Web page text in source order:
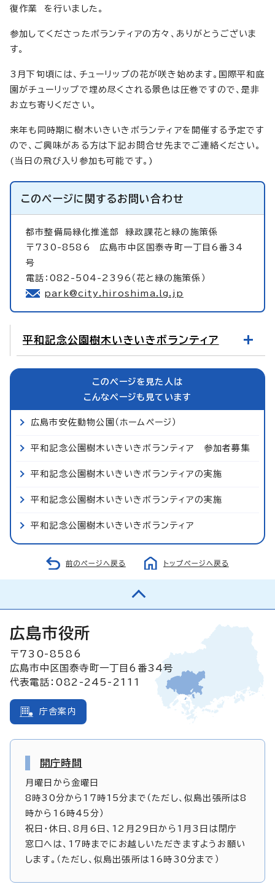
復作業 を行いました。
参加してくださったボランティアの方々、ありがとうございま
す。
3月下旬頃には、チューリップの花が咲き始めます。国際平和庭
園がチューリップで埋め尽くされる景色は圧巻ですので、是非
お立ち寄りください。
来年も同時期に樹木いきいきボランティアを開催する予定です
ので、ご興味がある方は下記お問合せ先までご連絡ください。
(当日の飛び入り参加も可能です。)
このページに関するお問い合わせ
都市整備局緑化推進部緑政課花と緑の施策係
〒730-8586 広島市中区国泰寺町一丁目6番34
号
電話：082-504-2396（花と緑の施策係）
park@city.hiroshima.lg.jp
平和記念公園樹木いきいきボランティア
このページを見た人は
こんなページも見ています
広島市安佐動物公園（ホームページ）
平和記念公園樹木いきいきボランティア 参加者募集
平和記念公園樹木いきいきボランティアの実施
平和記念公園樹木いきいきボランティアの実施
平和記念公園樹木いきいきボランティア
前のページへ戻る トップページへ戻る
広島市役所
〒730-8586
広島市中区国泰寺町一丁目6番34号
代表電話：082-245-2111
庁舎案内
開庁時間
月曜日から金曜日
8時30分から17時15分まで（ただし、似島出張所は8
時から16時45分）
祝日・休日、8月6日、12月29日から1月3日は閉庁
窓口へは、17時までにお越しいただきますようお願い
します。（ただし、似島出張所は16時30分まで）